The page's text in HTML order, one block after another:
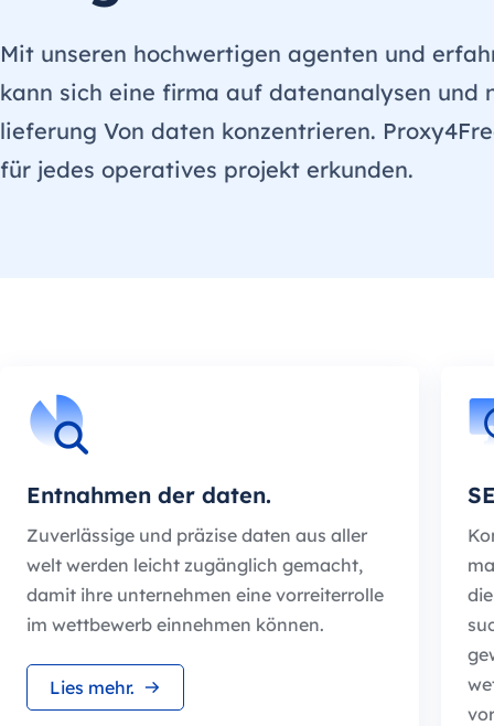
Mit unseren hochwertigen agenten und
kann sich eine firma auf datenanalysen und
lieferung Von daten konzentrieren.
für jedes operatives projekt erkunden.
Entnahmen der daten.
Zuverlässige und präzise daten aus aller
welt werden leicht zugänglich gemacht,
damit ihre unternehmen eine vorreiterrolle
im wettbewerb einnehmen können.
Lies mehr.